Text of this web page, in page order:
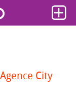
City